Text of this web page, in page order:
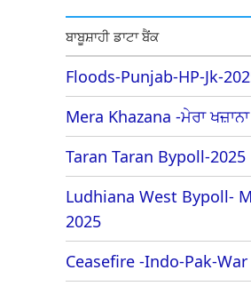
ਬਾਬੂਸ਼ਾਹੀ ਡਾਟਾ ਬੈਂਕ
Floods-Punjab-HP-Jk-
Mera Khazana -ਮੇਰਾ
Taran Taran Bypoll-2025
Ludhiana West Bypoll-
2025
Ceasefire -Indo-Pak-